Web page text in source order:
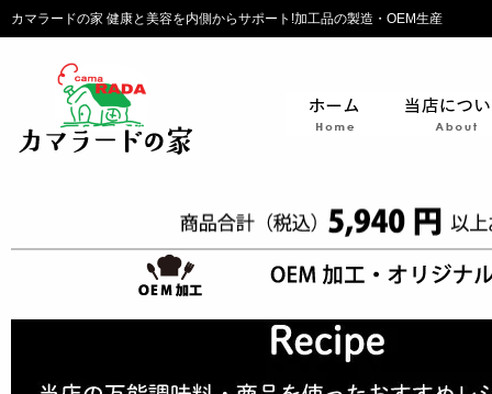
カマラードの家 健康と美容を内側からサポート!加工品の製造・OEM生産
ホーム